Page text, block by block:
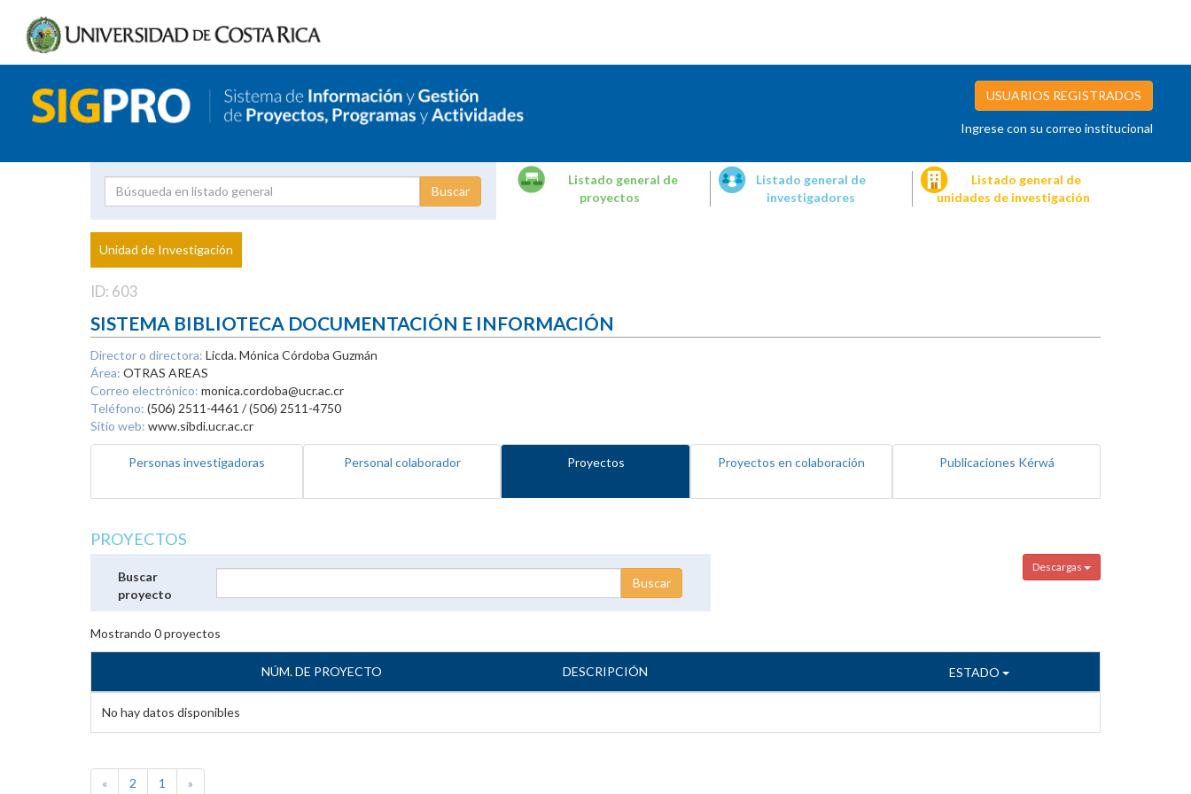
USUARIOS REGISTRADOS
Ingrese con su correo institucional
Proyecto
Investigador
Listado general de
proyectos
Listado general de
investigadores
Listado general de
unidades de investigación
Unidad de Investigación
ID: 603
SISTEMA BIBLIOTECA DOCUMENTACIÓN E INFORMACIÓN
Director o directora: Licda. Mónica Córdoba Guzmán
Área: OTRAS AREAS
Correo electrónico: monica.cordoba@ucr.ac.cr
Teléfono: (506) 2511-4461 / (506) 2511-4750
Sitio web: www.sibdi.ucr.ac.cr
Personas investigadoras Personal colaborador Proyectos Proyectos en colaboración Publicaciones Kérwá
PROYECTOS
Descargas
Buscar
proyecto
Mostrando 0proyectos
NÚM. DE PROYECTO DESCRIPCIÓN ESTADO
No hay datos disponibles
« 2 1 »